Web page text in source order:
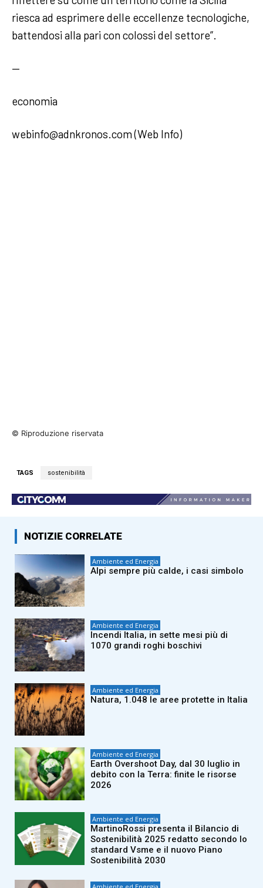
riesca ad esprimere delle eccellenze tecnologiche,
battendosi alla pari con colossi del settore”.
—
economia
webinfo@adnkronos.com (Web Info)
© Riproduzione riservata
TAGS sostenibilità
NOTIZIE CORRELATE
Ambiente ed Energia
Alpi sempre più calde, i casi simbolo
Ambiente ed Energia
Incendi Italia, in sette mesi più di
1070 grandi roghi boschivi
Ambiente ed Energia
Natura, 1.048 le aree protette in Italia
Ambiente ed Energia
Earth Overshoot Day, dal 30 luglio in
debito con la Terra: finite le risorse
2026
Ambiente ed Energia
MartinoRossi presenta il Bilancio di
Sostenibilità 2025 redatto secondo lo
standard Vsme e il nuovo Piano
Sostenibilità 2030